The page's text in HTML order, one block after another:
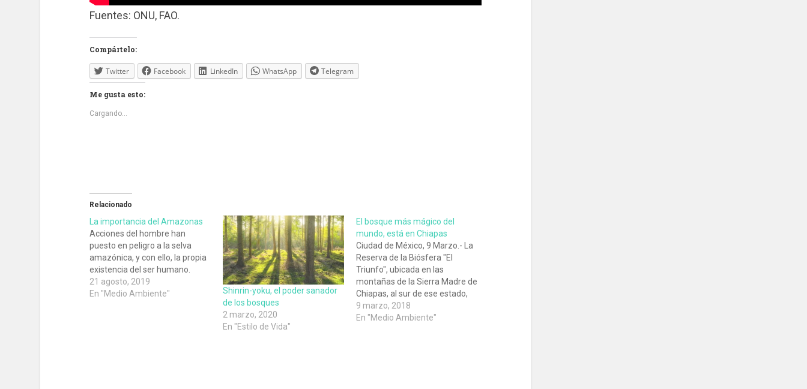
Fuentes: ONU, FAO.
Compártelo:
Twitter Facebook LinkedIn WhatsApp Telegram
Me gusta esto:
Cargando...
Relacionado
La importancia del Amazonas
Acciones del hombre han
puesto en peligro a la selva
amazónica, y con ello, la propia
existencia del ser humano.
21 agosto, 2019
En "Medio Ambiente"
Shinrin-yoku, el poder sanador
de los bosques
2 marzo, 2020
En "Estilo de Vida"
El bosque más mágico del
mundo, está en Chiapas
Ciudad de México, 9 Marzo.- La
Reserva de la Biósfera "El
Triunfo", ubicada en las
montañas de la Sierra Madre de
Chiapas, al sur de ese estado,
ha sido nombrado como "el
bosque más mágico del
9 marzo, 2018
En "Medio Ambiente"